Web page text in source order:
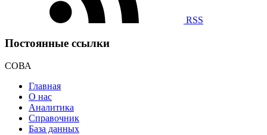
RSS
Постоянные ссылки
СОВА
Главная
О нас
Аналитика
Справочник
База данных